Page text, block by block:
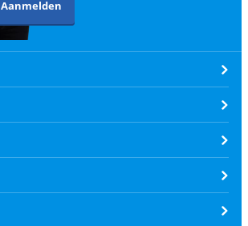
Aanmelden